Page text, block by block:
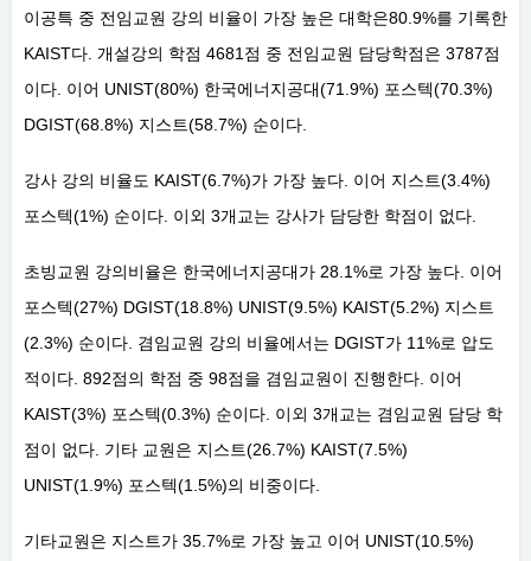
이공특 중 전임교원 강의 비율이 가장 높은 대학은80.9%를 기록한
KAIST다. 개설강의 학점 4681점 중 전임교원 담당학점은 3787점
이다. 이어 UNIST(80%) 한국에너지공대(71.9%) 포스텍(70.3%)
DGIST(68.8%) 지스트(58.7%) 순이다.
강사 강의 비율도 KAIST(6.7%)가 가장 높다. 이어 지스트(3.4%)
포스텍(1%) 순이다. 이외 3개교는 강사가 담당한 학점이 없다.
초빙교원 강의비율은 한국에너지공대가 28.1%로 가장 높다. 이어
포스텍(27%) DGIST(18.8%) UNIST(9.5%) KAIST(5.2%) 지스트
(2.3%) 순이다. 겸임교원 강의 비율에서는 DGIST가 11%로 압도
적이다. 892점의 학점 중 98점을 겸임교원이 진행한다. 이어
KAIST(3%) 포스텍(0.3%) 순이다. 이외 3개교는 겸임교원 담당 학
점이 없다. 기타 교원은 지스트(26.7%) KAIST(7.5%)
UNIST(1.9%) 포스텍(1.5%)의 비중이다.
기타교원은 지스트가 35.7%로 가장 높고 이어 UNIST(10.5%)